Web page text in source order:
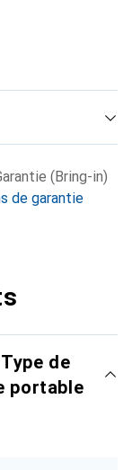
(Bring-in)
de garantie
de
portable